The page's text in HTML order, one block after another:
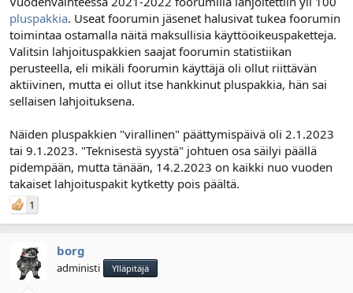
n
a
l
o
i
t
t
a
a
ä
m
ä
ä
r
ä
pluspakkia. Useat foorumin jäsenet halusivat tukea foorumin
toimintaa ostamalla näitä maksullisia käyttöoikeuspaketteja.
Valitsin lahjoituspakkien saajat foorumin statistiikan
perusteella, eli mikäli foorumin käyttäjä oli ollut riittävän
aktiivinen, mutta ei ollut itse hankkinut pluspakkia, hän sai
sellaisen lahjoituksena.
Näiden pluspakkien "virallinen" päättymispäivä oli 2.1.2023
tai 9.1.2023. "Teknisestä syystä" johtuen osa säilyi päällä
pidempään, mutta tänään, 14.2.2023 on kaikki nuo vuoden
takaiset lahjoituspakit kytketty pois päältä.
1
borg
administi Ylläpitäjä